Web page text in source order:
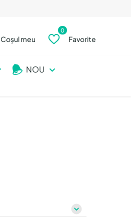
Coșul meu
0
Favorite
NOU